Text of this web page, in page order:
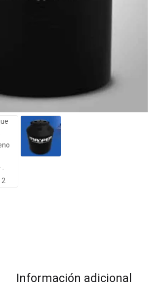
Información adicional